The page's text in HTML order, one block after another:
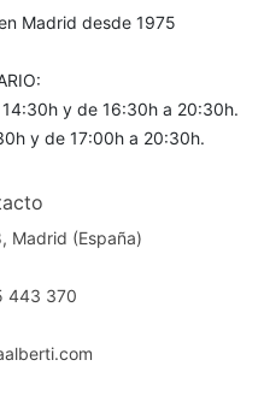
Madrid desde 1975
y de 16:30h a 20:30h.
y de 17:00h a 20:30h.
Madrid (España)
443 370